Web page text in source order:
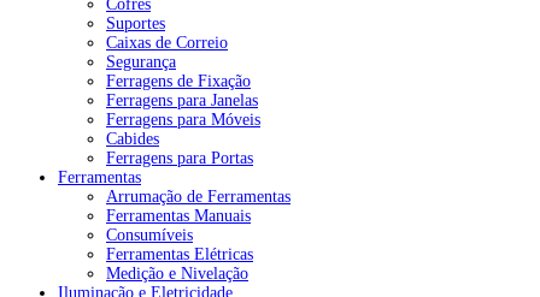
Cofres
Suportes
Caixas de Correio
Segurança
Ferragens de Fixação
Ferragens para Janelas
Ferragens para Móveis
Cabides
Ferragens para Portas
Ferramentas
Arrumação de Ferramentas
Ferramentas Manuais
Consumíveis
Ferramentas Elétricas
Medição e Nivelação
Iluminação e Eletricidade